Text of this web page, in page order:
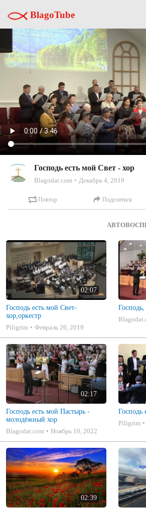
BlagoTube
Господь есть мой Свет - хор
Blagodat.com Декабрь 4, 2019
Повтор Поделиться
02:07
Господь есть мой Свет-
хор,оркестр
Piligrim
Февраль 26, 2019
02:17
Господь есть мой Пастырь -
молодёжный хор
Blagodat.com
Ноябрь 10, 2022
Господь
Piligrim
02:39